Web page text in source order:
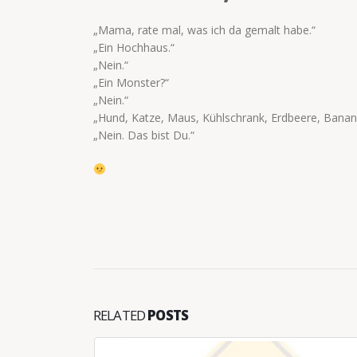
„Mama, rate mal, was ich da gemalt habe.“
„Ein Hochhaus.“
„Nein.“
„Ein Monster?“
„Nein.“
„Hund, Katze, Maus, Kühlschrank, Erdbeere,
„Nein. Das bist Du.“
RELATEDPOSTS